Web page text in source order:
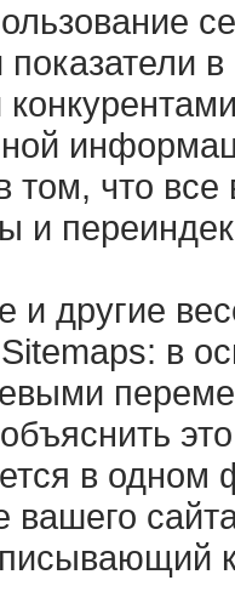
том, что
и
и другие
в
в
вашего